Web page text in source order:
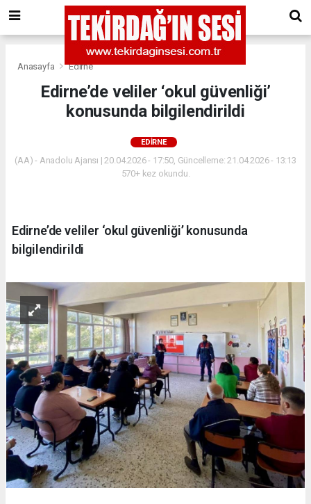
Anasayfa Edirne
Edirne’de veliler ‘okul güvenliği’
konusunda bilgilendirildi
EDIRNE
(AA) - Anadolu Ajansı | 20.04.2026 - 17:50, Güncelleme: 21.04.2026 - 13:13
570+ kez okundu.
Edirne’de veliler ‘okul güvenliği’ konusunda
bilgilendirildi